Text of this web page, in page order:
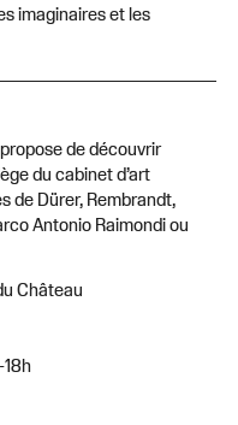
imaginaires et les
de découvrir
du cabinet d’art
de Dürer, Rembrandt,
Antonio Raimondi ou
Château